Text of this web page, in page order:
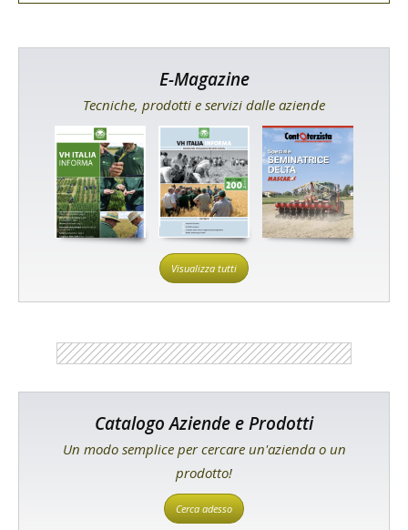
E-Magazine
Tecniche, prodotti e servizi dalle aziende
Visualizza tutti
Catalogo Aziende e Prodotti
Un modo semplice per cercare un'azienda o un
prodotto!
Cerca adesso